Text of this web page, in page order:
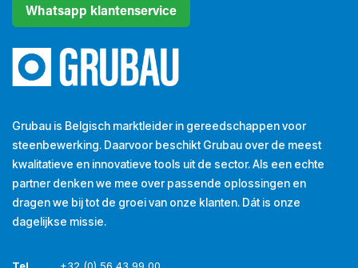
Whatsapp klantenservice
Grubau is Belgisch marktleider in gereedschappen voor
steenbewerking. Daarvoor beschikt Grubau over de meest
kwalitatieve en innovatieve tools uit de sector. Als een echte
partner denken we mee over passende oplossingen en
dragen we bij tot de groei van onze klanten. Dát is onze
dagelijkse missie.
Tel
+32 (0) 56 43 99 00